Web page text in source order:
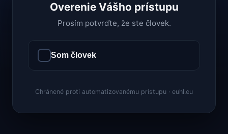
Overenie Vášho prístupu
Prosím potvrďte, že ste človek.
Som človek
Chránené proti automatizovanému prístupu · euhl.eu